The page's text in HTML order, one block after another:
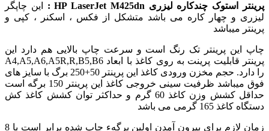
پرینتر استوک چندکاره لیزری HP LaserJet M425dn :
این چاپگر
لیزری و چهار کاره می باشد متشکل از فکس ، اسکنر ، کپی و
پرینتر میباشد
چاپ این پرینتر تک رنگ است و سرعت چاپ بالایی هم دارد این
پرینتر قابلیت پرینت به روی کاغذ با ابعاد A4,A5,A6,A5R,R,B5,B6
را دارد. حجم مخزن ورودی کاغذ این پرینتر 50+250 برگ با سایز های
فوق میباشد ظرفیت سینی خروجی کاغذ این پرینتر 150 برگه است
حداقل کشش وزن کاغذ 60 گرم و حداکثر توان کشش کاغذ کش
دستگاه کاغذ 165 گرمی می باشد
زمان لازم برای بیرون آمدن اولین برگهء چاپ شده برابر است با 8